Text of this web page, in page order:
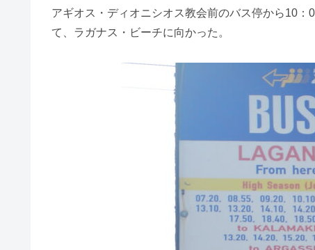
アギオス・ディオニシオス教会前のバス停から10
て、ラガナス・ビーチに向かった。